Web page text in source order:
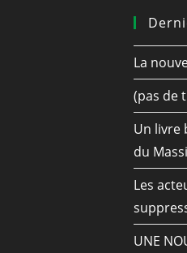
La
(pas de
Un livre
du
Les
UNE